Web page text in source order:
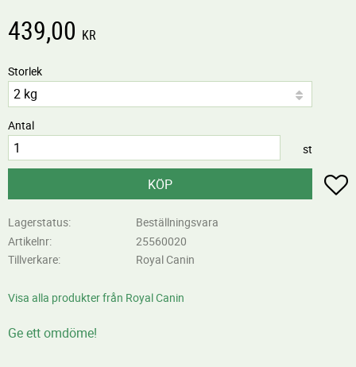
439,00 KR
Storlek
Antal
st
KÖP
Lagerstatus
Beställningsvara
Artikelnr
25560020
Tillverkare
Royal Canin
Visa alla produkter från Royal Canin
Ge ett omdöme!